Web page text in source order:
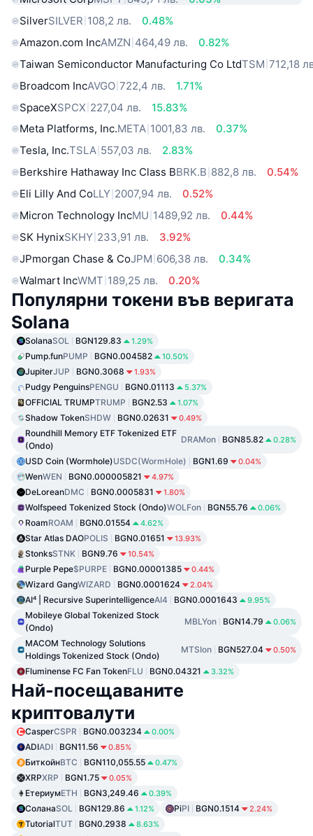
SilverSILVER 108,2 лв.
0.48%
Amazon.com IncAMZN 464,49 лв.
0.82%
Taiwan Semiconductor Manufacturing Co LtdTSM 712,18
Broadcom IncAVGO 722,4 лв.
1.71%
SpaceXSPCX 227,04 лв.
15.83%
Meta Platforms, Inc.META 1001,83 лв.
0.37%
Tesla, Inc.TSLA 557,03 лв.
2.83%
Berkshire Hathaway Inc Class BBRK.B 882,8 лв.
0.54%
Eli Lilly And CoLLY 2007,94 лв.
0.52%
Micron Technology IncMU 1489,92 лв.
0.44%
SK HynixSKHY 233,91 лв.
3.92%
JPmorgan Chase & CoJPM 606,38 лв.
0.34%
Walmart IncWMT 189,25 лв. 0.20%
Популярни токени във веригата
Solana
SolanaSOL BGN129.83 1.29%
Pump.funPUMP BGN0.004582 10.50%
JupiterJUP BGN0.3068 1.93%
Pudgy PenguinsPENGU BGN0.01113 5.37%
OFFICIAL TRUMPTRUMP BGN2.53 1.07%
Shadow TokenSHDW BGN0.02631 0.49%
Roundhill Memory ETF Tokenized ETF
(Ondo)
DRAMon BGN85.82 0.28%
USD Coin (Wormhole)USDC(WormHole) BGN1.69 0.04%
WenWEN BGN0.000005821 4.97%
DeLoreanDMC BGN0.0005831 1.80%
Wolfspeed Tokenized Stock (Ondo)WOLFon BGN55.76 0.06%
RoamROAM BGN0.01554 4.62%
Star Atlas DAOPOLIS BGN0.01651 13.93%
StonksSTNK BGN9.76 10.54%
Purple Pepe$PURPE BGN0.00001385 0.44%
Wizard GangWIZARD BGN0.0001624 2.04%
AI⁴ | Recursive SuperintelligenceAI4 BGN0.0001643 9.95%
Mobileye Global Tokenized Stock
(Ondo)
MBLYon BGN14.79 0.06%
MACOM Technology Solutions
Holdings Tokenized Stock (Ondo)
MTSIon BGN527.04 0.50%
Fluminense FC Fan TokenFLU BGN0.04321 3.32%
Най-посещаваните
криптовалути
CasperCSPR BGN0.003234 0.00%
ADIADI BGN11.56 0.85%
БиткойнBTC BGN110,055.55 0.47%
XRPXRP BGN1.75 0.05%
ЕтериумETH BGN3,249.46 0.39%
СоланаSOL BGN129.86 1.12% PiPI BGN0.1514 2.24%
TutorialTUT BGN0.2938 8.63%